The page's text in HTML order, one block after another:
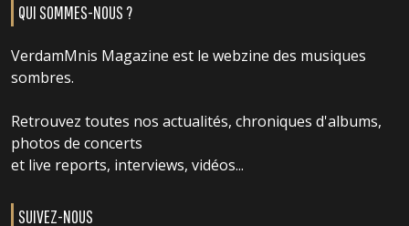
QUI SOMMES-NOUS ?
VerdamMnis Magazine est le webzine des musiques
sombres.
Retrouvez toutes nos actualités, chroniques d'albums,
photos de concerts
et live reports, interviews, vidéos...
SUIVEZ-NOUS